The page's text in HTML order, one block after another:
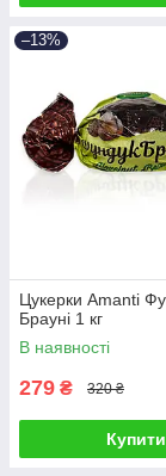
–13%
Цукерки Amanti
Брауні 1 кг
В наявності
279 ₴ 320 ₴
Купити